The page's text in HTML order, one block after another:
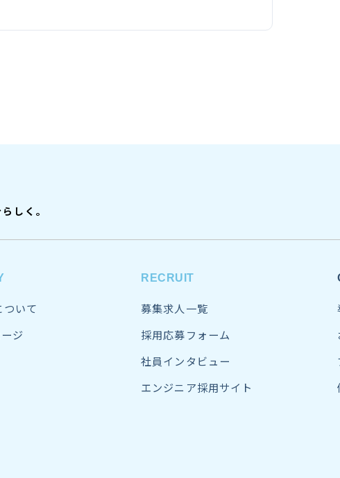
しく。
いて
ジ
RECRUIT
募集求人一覧
採用応募フォーム
社員インタビュー
エンジニア採用サイト